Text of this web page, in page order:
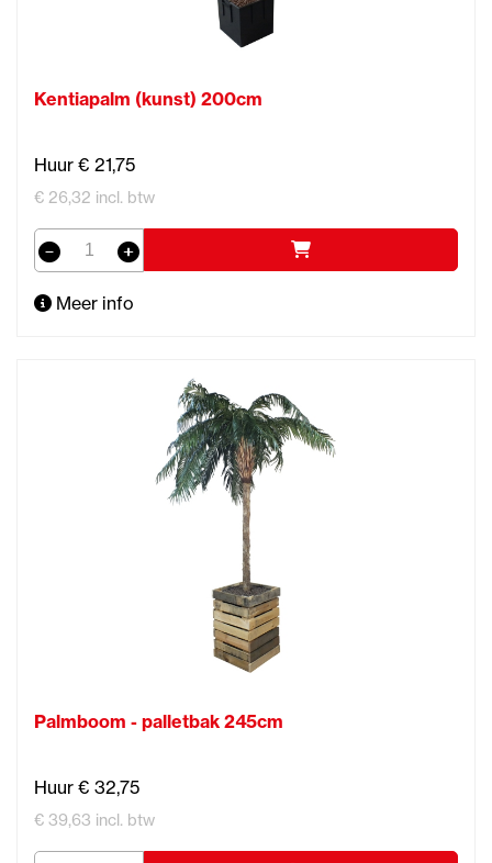
Kentiapalm (kunst) 200cm
Huur € 21,75
€ 26,32 incl. btw
Meer info
Palmboom - palletbak 245cm
Huur € 32,75
€ 39,63 incl. btw